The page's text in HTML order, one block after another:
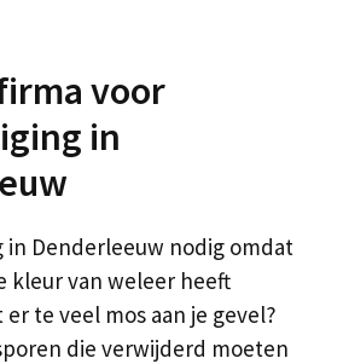
voor
in
in Denderleeuw nodig omdat
kleur van weleer heeft
te veel mos aan je gevel?
die verwijderd moeten